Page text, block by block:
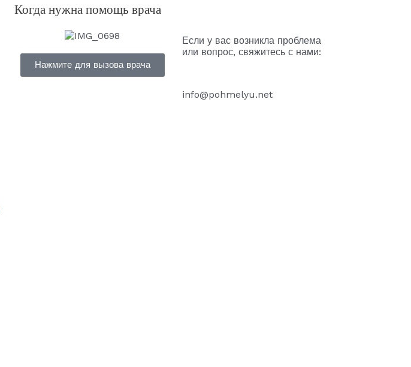
Когда нужна помощь врача
Нажмите для вызова врача
Если у вас возникла проблема
или вопрос, свяжитесь с нами:
info@pohmelyu.net